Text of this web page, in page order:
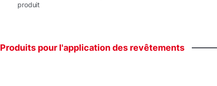
produit
Produits pour l'applicationdes revêtements